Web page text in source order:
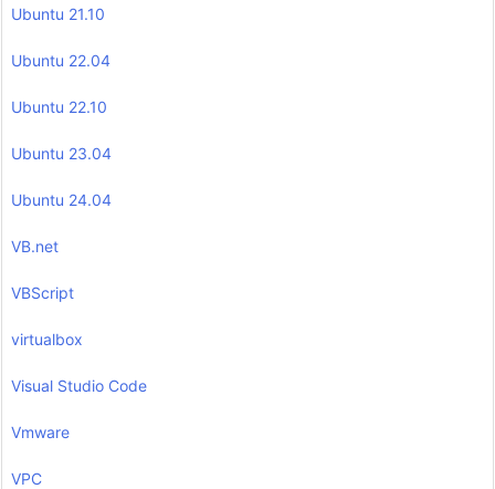
Ubuntu 21.10
Ubuntu 22.04
Ubuntu 22.10
Ubuntu 23.04
Ubuntu 24.04
VB.net
VBScript
virtualbox
Visual Studio Code
Vmware
VPC